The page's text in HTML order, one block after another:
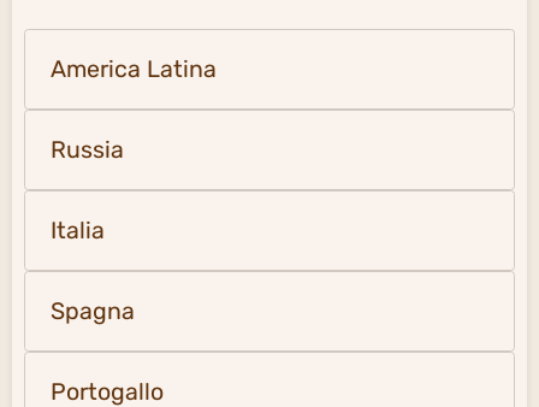
America Latina
Russia
Italia
Spagna
Portogallo